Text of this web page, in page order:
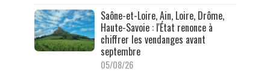
Saône-et-Loire, Ain, Loire, Drôme,
Haute-Savoie : l'État renonce à
chiffrer les vendanges avant
septembre
05/08/26